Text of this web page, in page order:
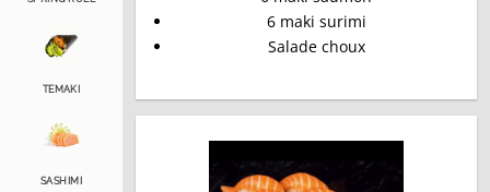
TEMAKI
SASHIMI
6 maki surimi
Salade choux